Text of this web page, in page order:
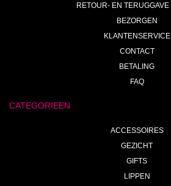
RETOUR- EN TERUGGAVE
BEZORGEN
KLANTENSERVICE
CONTACT
BETALING
FAQ
CATEGORIEEN
ACCESSOIRES
GEZICHT
GIFTS
LIPPEN